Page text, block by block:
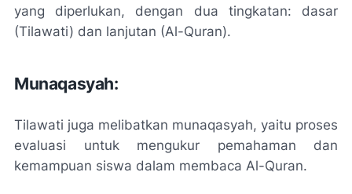
yang diperlukan, dengan dua tingkatan: dasar
(Tilawati) dan lanjutan (Al-Quran).
Munaqasyah:
Tilawati juga melibatkan munaqasyah, yaitu proses
evaluasi untuk mengukur pemahaman dan
kemampuan siswa dalam membaca Al-Quran.